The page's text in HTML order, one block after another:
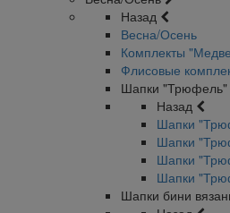
Назад
Весна/Осень
Комплекты
Флисовые
Шапки "Трюфель"
Назад
Шапки
Шапки
Шапки
Шапки
Шапки бини